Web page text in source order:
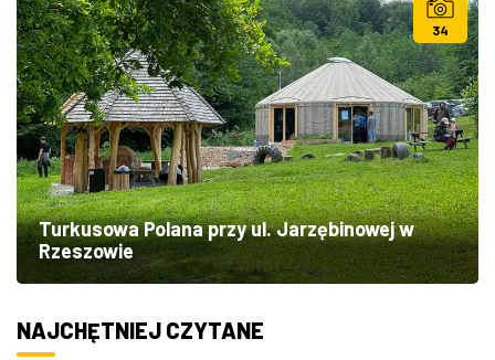
34
Turkusowa Polana przy ul. Jarzębinowej w
Rzeszowie
NAJCHĘTNIEJ CZYTANE